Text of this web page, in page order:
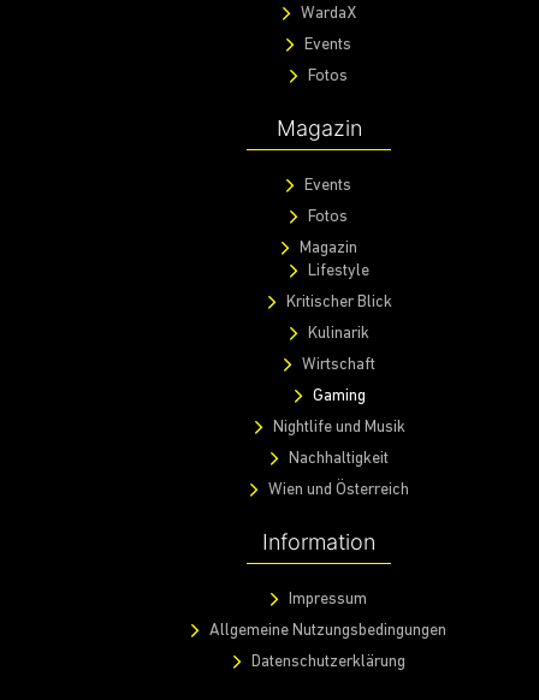
WardaX
Events
Fotos
Magazin
Events
Fotos
Magazin
Lifestyle
Kritischer Blick
Kulinarik
Wirtschaft
Gaming
Nightlife und Musik
Nachhaltigkeit
Wien und Österreich
Information
Impressum
Allgemeine Nutzungsbedingungen
Datenschutzerklärung